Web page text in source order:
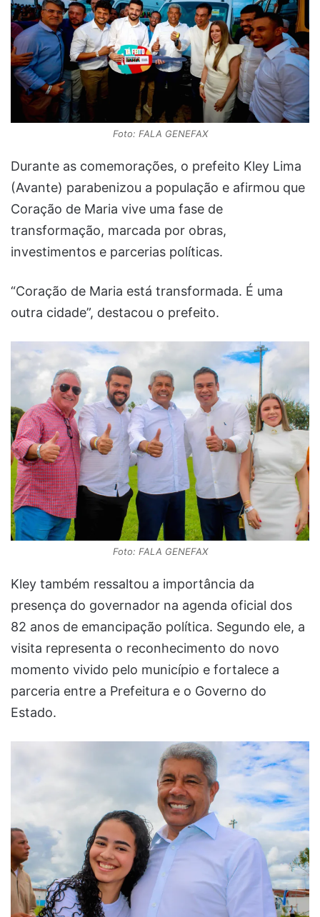
Foto: FALA GENEFAX
Durante as comemorações, o prefeito Kley Lima
(Avante) parabenizou a população e afirmou que
Coração de Maria vive uma fase de
transformação, marcada por obras,
investimentos e parcerias políticas.
“Coração de Maria está transformada. É uma
outra cidade”, destacou o prefeito.
Foto: FALA GENEFAX
Kley também ressaltou a importância da
presença do governador na agenda oficial dos
82 anos de emancipação política. Segundo ele, a
visita representa o reconhecimento do novo
momento vivido pelo município e fortalece a
parceria entre a Prefeitura e o Governo do
Estado.